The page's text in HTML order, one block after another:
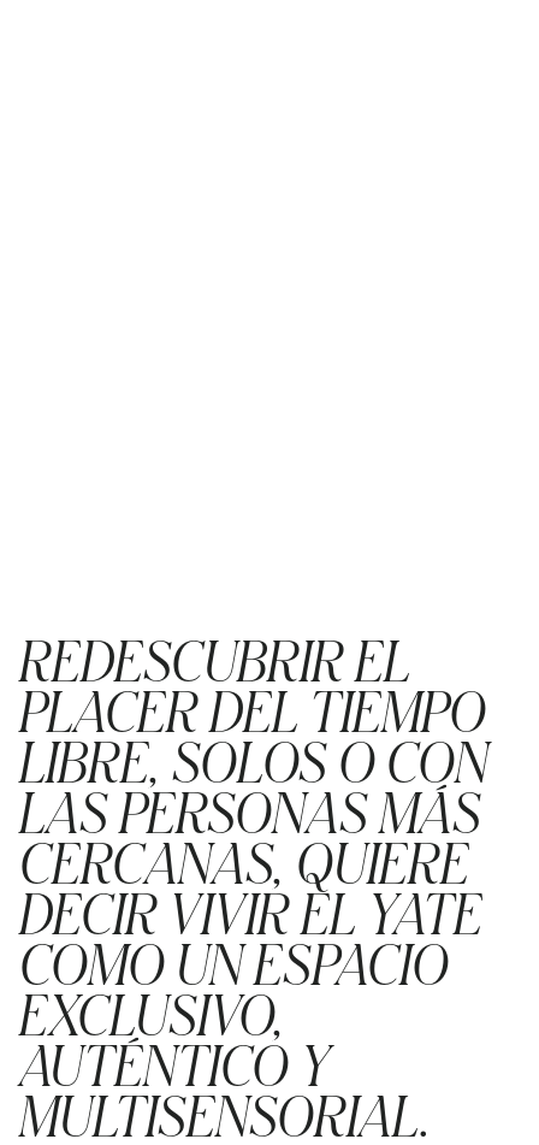
REDESCUBRIR EL
PLACER DEL TIEMPO
LIBRE, SOLOS O CON
LAS PERSONAS MÁS
CERCANAS, QUIERE
DECIR VIVIR EL YATE
COMO UN ESPACIO
EXCLUSIVO,
AUTÉNTICO Y
MULTISENSORIAL.